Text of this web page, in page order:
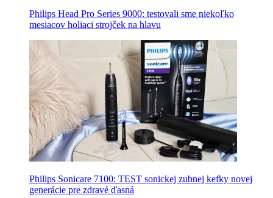
Philips Head Pro Series 9000: testovali sme niekoľko
mesiacov holiaci strojček na hlavu
Philips Sonicare 7100: TEST sonickej zubnej kefky novej
generácie pre zdravé ďasná